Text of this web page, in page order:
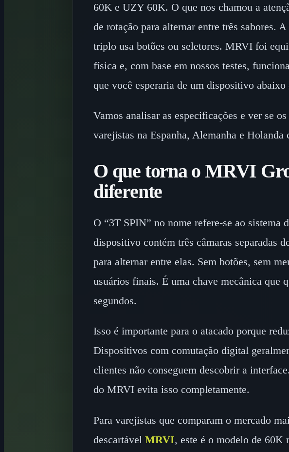
60K e UZY 60K. O que nos chamou a
de rotação para alternar entre três sabores.
triplo usa botões ou seletores. MRVI foi
física e, com base em nossos testes,
que você esperaria de um dispositivo abaixo
Vamos analisar as especificações e ver se
varejistas na Espanha, Alemanha e Holanda
O que torna o MRVI
diferente
O “3T SPIN” no nome refere-se ao sistema
dispositivo contém três câmaras separadas
para alternar entre elas. Sem botões, sem
usuários finais. É uma chave mecânica que
segundos.
Isso é importante para o atacado porque
Dispositivos com comutação digital
clientes não conseguem descobrir a
do MRVI evita isso completamente.
Para varejistas que comparam o mercado
descartável MRVI, este é o modelo de